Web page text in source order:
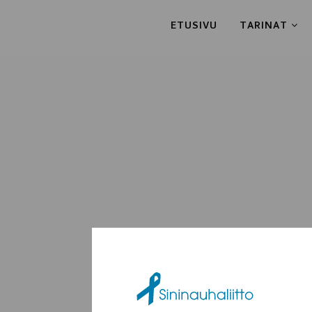
ETUSIVU TARINAT